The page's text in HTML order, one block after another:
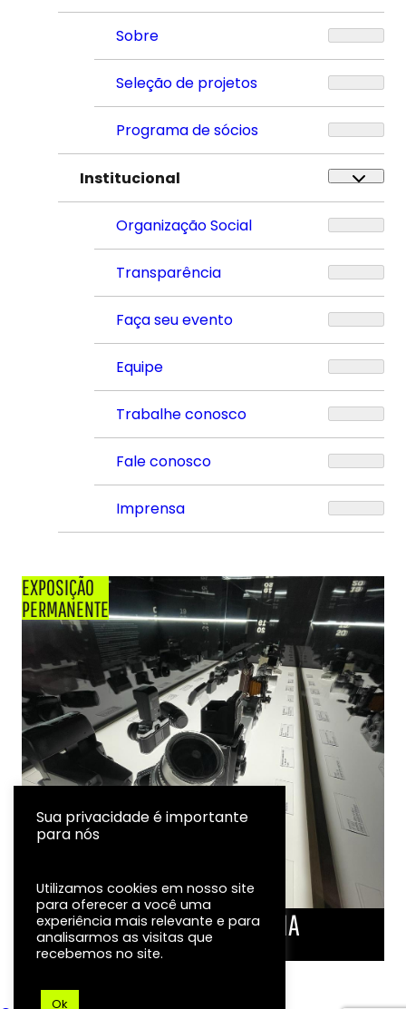
Sobre
Seleção de projetos
Programa de sócios
Institucional
Organização Social
Transparência
Faça seu evento
Equipe
Trabalhe conosco
Fale conosco
Imprensa
EXPOSIÇÃO
PERMANENTE
LINHA DO TEMPO DA FOTOGRAFIA
EXPOSIÇÃO
Sua privacidade é importante
para nós
Utilizamos cookies em nosso site
para oferecer a você uma
experiência mais relevante e para
analisarmos as visitas que
recebemos no site.
Ok